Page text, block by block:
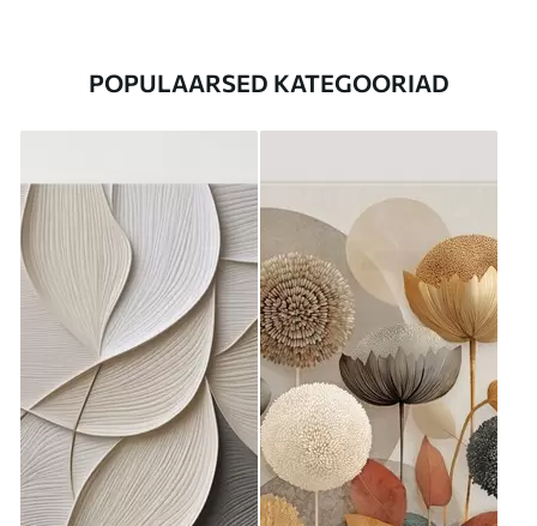
POPULAARSED KATEGOORIAD